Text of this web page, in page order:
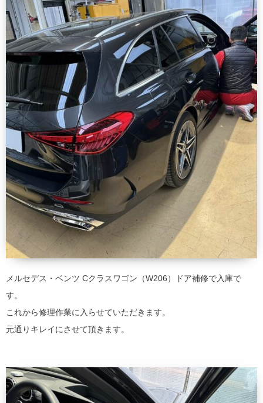
メルセデス・ベンツ Cクラスワゴン（W206）ドア補修で入庫で
す。
これから修理作業に入らせていただきます。
元通りキレイにさせて頂きます。